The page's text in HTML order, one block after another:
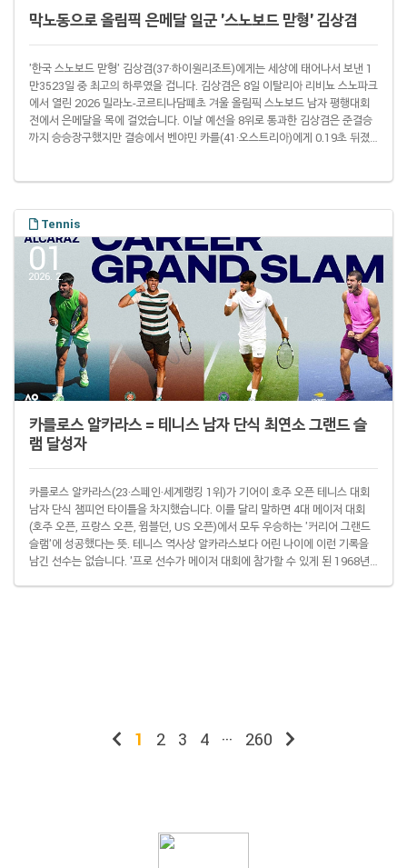
막노동으로 올림픽 은메달 일군 '스노보드 맏형' 김상겸
'한국 스노보드 맏형' 김상겸(37·하이원리조트)에게는 세상에 태어나서 보낸 1
만3523일 중 최고의 하루였을 겁니다. 김상겸은 8일 이탈리아 리비뇨 스노파크
에서 열린 2026 밀라노-코르티나담페초 겨울 올림픽 스노보드 남자 평행대회
전에서 은메달을 목에 걸었습니다. 이날 예선을 8위로 통과한 김상겸은 준결승
까지 승승장구했지만 결승에서 벤야민 카를(41·오스트리아)에게 0.19초 뒤졌
2018 평창 대회 때 15위가 이전 최고 성적이었습니다. 충남 태안군 안면도에서
태어난 김상겸은..
Tennis
01
2026. 2.
카를로스 알카라스 = 테니스 남자 단식 최연소 그랜드 슬
램 달성자
카를로스 알카라스(23·스페인·세계랭킹 1위)가 기어이 호주 오픈 테니스 대회
남자 단식 챔피언 타이틀을 차지했습니다. 이를 달리 말하면 4대 메이저 대회
(호주 오픈, 프랑스 오픈, 윔블던, US 오픈)에서 모두 우승하는 '커리어 그랜드
슬램'에 성공했다는 뜻. 테니스 역사상 알카라스보다 어린 나이에 이런 기록을
남긴 선수는 없습니다. '프로 선수가 메이저 대회에 참가할 수 있게 된 1968년
1 2 3 4 ··· 260